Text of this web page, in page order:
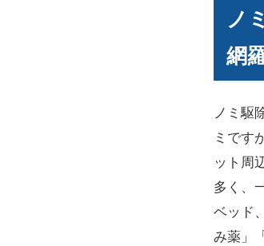
ノ
網
ノミ駆
ミです
ット周
多く、
ベッド
み薬」